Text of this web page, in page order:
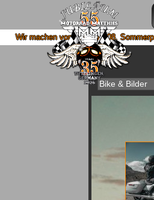
4. bis 15.08. Sommerpause und sind ab
Bike & Bilder